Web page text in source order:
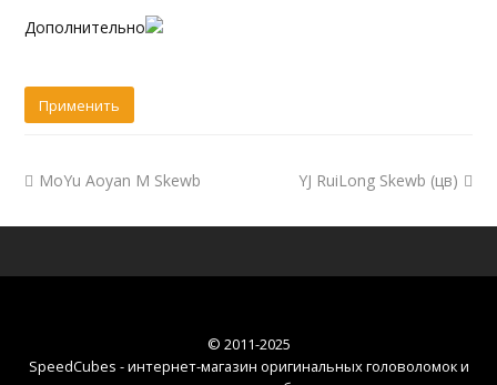
Дополнительно
MoYu Aoyan M Skewb YJ RuiLong Skewb (цв)
© 2011-2025
SpeedCubes - интернет-магазин оригинальных головоломок и